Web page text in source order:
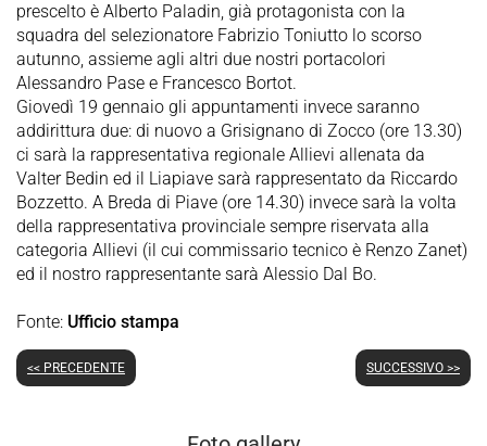
prescelto è Alberto Paladin, già protagonista con la
squadra del selezionatore Fabrizio Toniutto lo scorso
autunno, assieme agli altri due nostri portacolori
Alessandro Pase e Francesco Bortot.
Giovedì 19 gennaio gli appuntamenti invece saranno
addirittura due: di nuovo a Grisignano di Zocco (ore 13.30)
ci sarà la rappresentativa regionale Allievi allenata da
Valter Bedin ed il Liapiave sarà rappresentato da Riccardo
Bozzetto. A Breda di Piave (ore 14.30) invece sarà la volta
della rappresentativa provinciale sempre riservata alla
categoria Allievi (il cui commissario tecnico è Renzo Zanet)
ed il nostro rappresentante sarà Alessio Dal Bo.
Fonte: Ufficio stampa
<< PRECEDENTE SUCCESSIVO >>